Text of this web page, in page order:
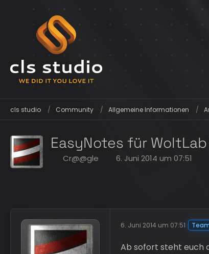
cls studio Community Allgemeine Informationen
EasyNotes für
Cr@@gle 6. Juni 2014 um 07:51
6. Juni 2014 um 07:51
Ab sofort steht euch